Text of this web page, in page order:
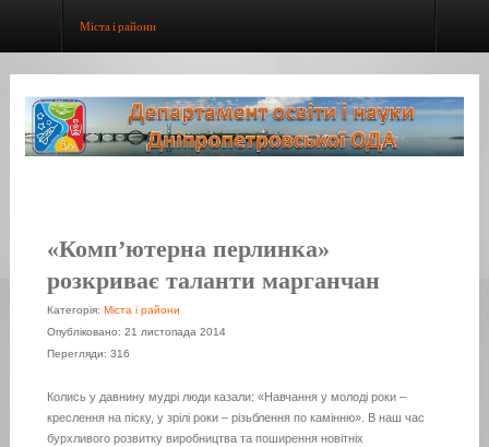
Міста і райони
«Комп’ютерна перлинка»
розкриває таланти марганчан
Категорія: Міста і райони
Опубліковано: 21 листопада 2014
Перегляди: 316
Колись у давнину мудрі люди казали: «Навчання у молоді роки –
креслення на піску, у зрілі роки – різьблення по камінню». В наш час
бурхливого розвитку виробництва та поширення новітніх